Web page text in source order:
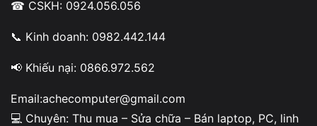
Ctrl + Shift + Esc
☎ CSKH: 0924.056.056
📞 Kinh doanh: 0982.442.144
📢 Khiếu nại: 0866.972.562
Email:achecomputer@gmail.com
💻 Chuyên: Thu mua – Sửa chữa – Bán laptop, PC, linh